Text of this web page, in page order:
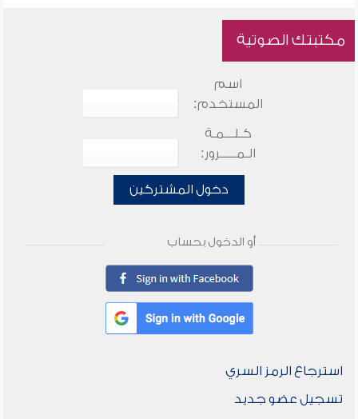
مكتبتك الصوتية
اسم
المستخدم:
كـلـــمـة
الـمـــــرور:
دخول المشتركين
أو الدخول بحساب
استرجاع الرمز السري
تسجيل عضو جديد